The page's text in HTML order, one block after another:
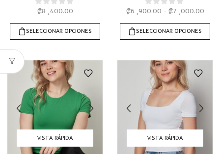
₡8 ,400.00
SELECCIONAR OPCIONES
₡6 ,900.00 - ₡7 ,000.00
SELECCIONAR OPCIONES
VISTA RÁPIDA VISTA RÁPIDA